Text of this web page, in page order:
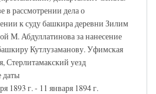
в рассмотрении дела о
к суду башкира деревни Зилим
М. Абдуллатинова за нанесение
Кутлузаманову. Уфимская
Стерлитамакский уезд
даты
1893 г. - 11 января 1894 г.